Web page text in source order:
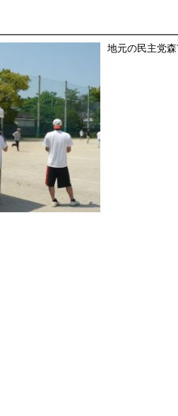
地元の民主党